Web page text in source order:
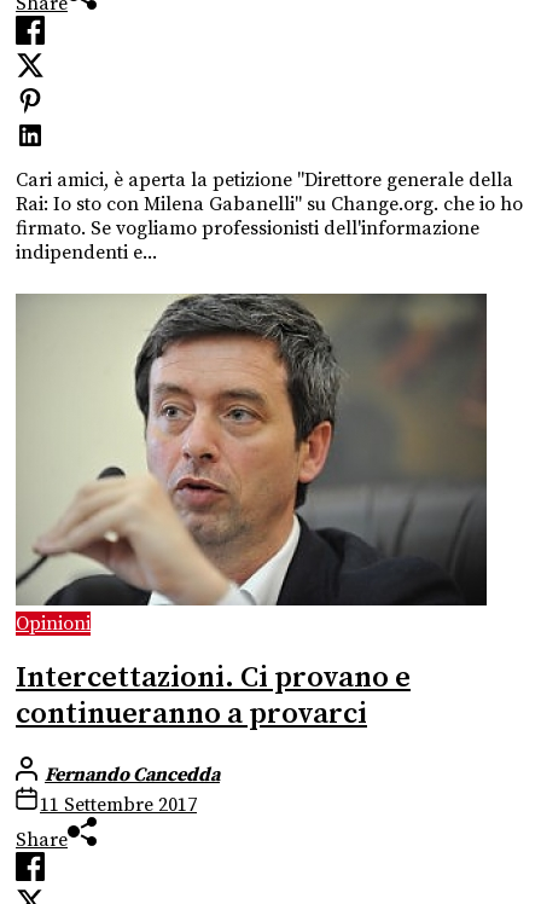
Cari amici, è aperta la petizione "Direttore generale della
Rai: Io sto con Milena Gabanelli" su Change.org. che io ho
firmato. Se vogliamo professionisti dell'informazione
indipendenti e...
Opinioni
Intercettazioni. Ci provano e
continueranno a provarci
Fernando Cancedda
11 Settembre 2017
Share